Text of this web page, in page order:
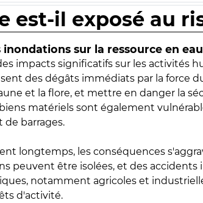
est-il exposé au
inondations sur la ressource en eau
impacts significatifs sur les activités
des dégâts immédiats par la force
et la flore, et mettre en danger la
matériels sont également
barrages.
longtemps, les conséquences
peuvent être isolées, et des
notamment agricoles et
d'activité.